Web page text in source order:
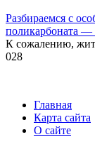
Разбираемся с
поликарбоната —
К сожалению,
028
Главная
Карта сайта
О сайте